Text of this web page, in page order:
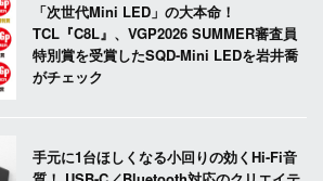
「次世代Mini LED」の大本命！
TCL『C8L』、VGP2026 SUMMER審査員
特別賞を受賞したSQD-Mini LEDを岩井喬
がチェック
手元に1台ほしくなる小回りの効くHi-Fi音